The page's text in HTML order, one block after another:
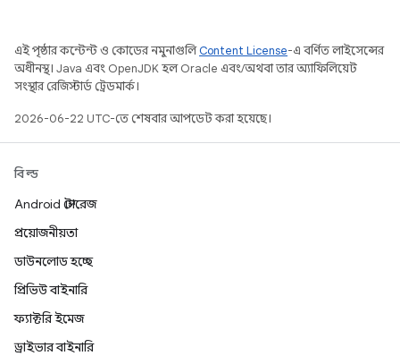
এই পৃষ্ঠার কন্টেন্ট ও কোডের নমুনাগুলিContent License-এ বর্ণিত লাইসেন্সের
অধীনস্থ। Java এবং OpenJDK হল Oracle এবং/অথবা তার অ্যাফিলিয়েট
সংস্থার রেজিস্টার্ড ট্রেডমার্ক।
2026-06-22 UTC-তে শেষবার আপডেট করা হয়েছে।
বিল্ড
Android স্টোরেজ
প্রয়োজনীয়তা
ডাউনলোড হচ্ছে
প্রিভিউ বাইনারি
ফ্যাক্টরি ইমেজ
ড্রাইভার বাইনারি